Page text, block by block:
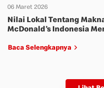
06 Maret 2026
Nilai Lokal Tentang
McDonald’s Indonesia
Baca Selengkapnya